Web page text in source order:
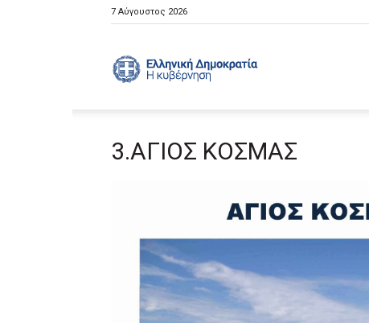
7 Αύγουστος 2026
Κυβέρνηση
3.ΑΓΙΟΣ ΚΟΣΜΑΣ